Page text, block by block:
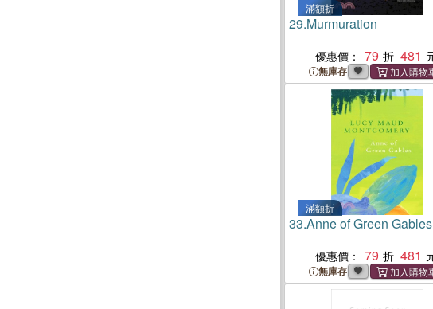
滿額折
29.Murmuration
優惠價： 79 481
無庫存
滿額折
33.Anne of Green Gables
優惠價： 79 481
無庫存